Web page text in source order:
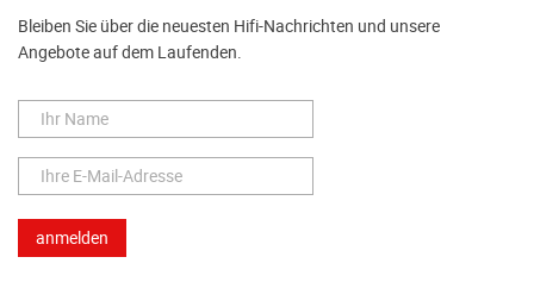
Bleiben Sie über die neuesten Hifi-Nachrichten und unsere
Angebote auf dem Laufenden.